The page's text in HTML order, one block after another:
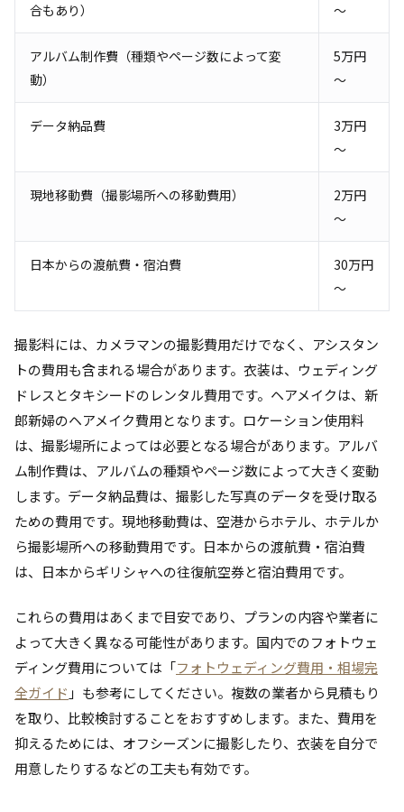
合もあり）
～
アルバム制作費（種類やページ数によって変
動）
5万円
～
データ納品費
3万円
～
現地移動費（撮影場所への移動費用）
2万円
～
日本からの渡航費・宿泊費
30万円
～
撮影料には、カメラマンの撮影費用だけでなく、アシスタン
トの費用も含まれる場合があります。衣装は、ウェディング
ドレスとタキシードのレンタル費用です。ヘアメイクは、新
郎新婦のヘアメイク費用となります。ロケーション使用料
は、撮影場所によっては必要となる場合があります。アルバ
ム制作費は、アルバムの種類やページ数によって大きく変動
します。データ納品費は、撮影した写真のデータを受け取る
ための費用です。現地移動費は、空港からホテル、ホテルか
ら撮影場所への移動費用です。日本からの渡航費・宿泊費
は、日本からギリシャへの往復航空券と宿泊費用です。
これらの費用はあくまで目安であり、プランの内容や業者に
よって大きく異なる可能性があります。国内でのフォトウェ
ディング費用については「フォトウェディング費用・相場完
全ガイド 」も参考にしてください。複数の業者から見積もり
を取り、比較検討することをおすすめします。また、費用を
抑えるためには、オフシーズンに撮影したり、衣装を自分で
用意したりするなどの工夫も有効です。